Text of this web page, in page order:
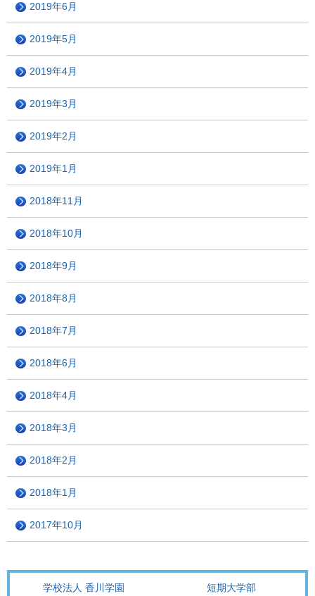
2019年6月
2019年5月
2019年4月
2019年3月
2019年2月
2019年1月
2018年11月
2018年10月
2018年9月
2018年8月
2018年7月
2018年6月
2018年4月
2018年3月
2018年2月
2018年1月
2017年10月
学校法人 香川学園
短期大学部